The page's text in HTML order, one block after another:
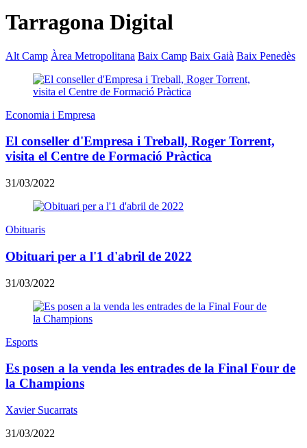
Tarragona Digital
Alt Camp Àrea Metropolitana Baix Camp Baix Gaià Baix Penedès
Economia i Empresa
El conseller d'Empresa i Treball, Roger Torrent,
visita el Centre de Formació Pràctica
31/03/2022
Obituaris
Obituari per a l'1 d'abril de 2022
31/03/2022
Esports
Es posen a la venda les entrades de la Final Four de
la Champions
Xavier Sucarrats
31/03/2022